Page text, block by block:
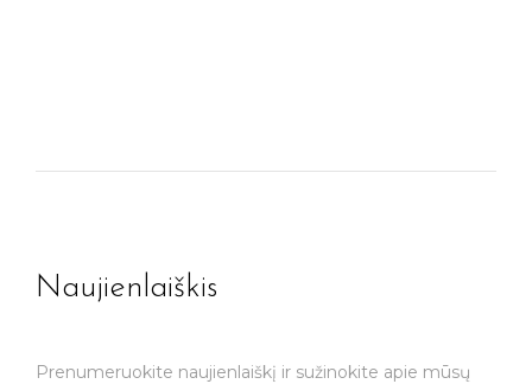
Naujienlaiškis
Prenumeruokite naujienlaiškį ir sužinokite apie mūsų